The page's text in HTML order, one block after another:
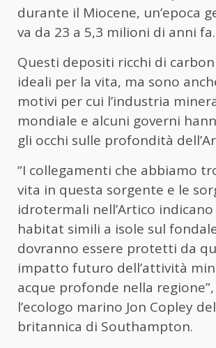
durante il Miocene, un’epoca
va da 23 a 5,3 milioni di anni fa.
Questi depositi ricchi di
ideali per la vita, ma sono
motivi per cui l’industria
mondiale e alcuni governi
gli occhi sulle profondità
“I collegamenti che abbiamo
vita in questa sorgente e le
idrotermali nell’Artico
habitat simili a isole sul
dovranno essere protetti da
impatto futuro dell’attività
acque profonde nella
l’ecologo marino Jon Copley
britannica di Southampton.